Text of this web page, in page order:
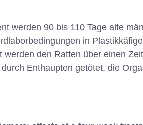
werden 90 bis 110 Tage alte
in
den Ratten über einen
Enthaupten getötet, die